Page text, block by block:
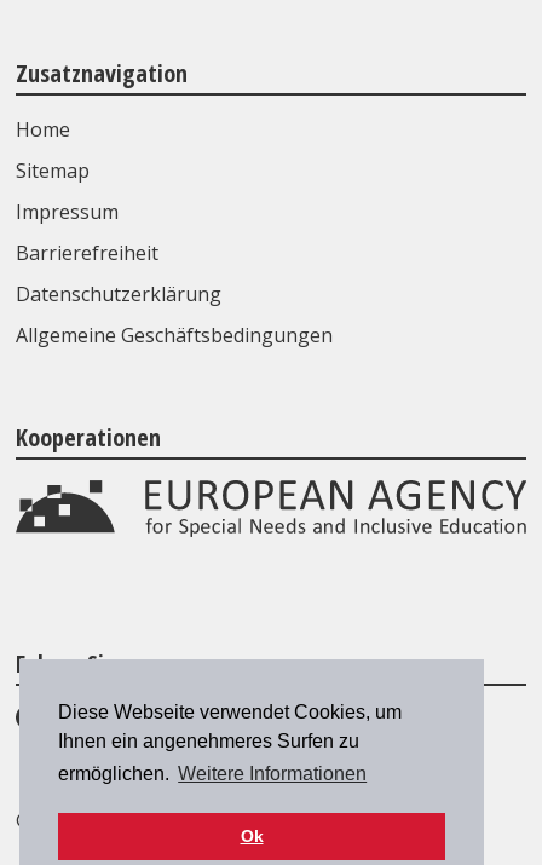
Diese Webseite verwendet Cookies, um
Ihnen ein angenehmeres Surfen zu
ermöglichen. Weitere Informationen
Ok
Zusatznavigation
Home
Sitemap
Impressum
Barrierefreiheit
Datenschutzerklärung
Allgemeine Geschäftsbedingungen
Kooperationen
Folgen Sie uns
© 2026 SZH/CSPS|szh@szh.ch